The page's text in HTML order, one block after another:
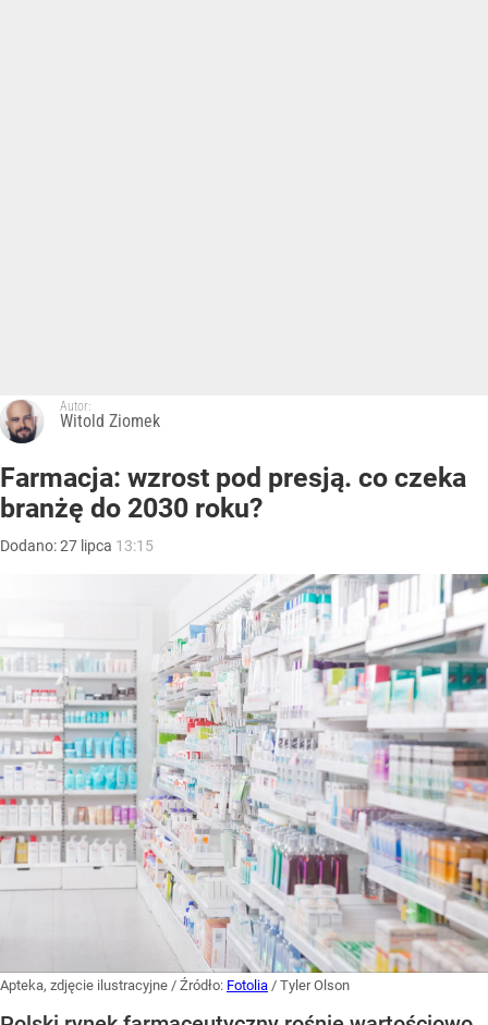
Autor:
Witold Ziomek
Farmacja: wzrost pod presją. co czeka
branżę do 2030 roku?
Dodano:27 lipca 13:15
Apteka, zdjęcie ilustracyjne / Źródło: Fotolia / Tyler Olson